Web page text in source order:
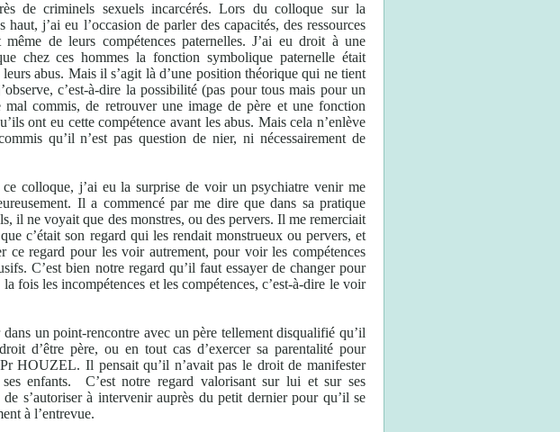
de criminels sexuels incarcérés. Lors du colloque sur la
haut, j’ai eu l’occasion de parler des capacités, des ressources
de leurs compétences paternelles. J’ai eu droit à une
chez ces hommes la fonction symbolique paternelle était
abus. Mais il s’agit là d’une position théorique qui ne tient
c’est-à-dire la possibilité (pas pour tous mais pour un
mal commis, de retrouver une image de père et une fonction
ont eu cette compétence avant les abus. Mais cela n’enlève
qu’il n’est pas question de nier, ni nécessairement de
colloque, j’ai eu la surprise de voir un psychiatre venir me
Il a commencé par me dire que dans sa pratique
il ne voyait que des monstres, ou des pervers. Il me remerciait
c’était son regard qui les rendait monstrueux ou pervers, et
ce regard pour les voir autrement, pour voir les compétences
C’est bien notre regard qu’il faut essayer de changer pour
fois les incompétences et les compétences, c’est-à-dire le voir
dans un point-rencontre avec un père tellement disqualifié qu’il
d’être père, ou en tout cas d’exercer sa parentalité pour
HOUZEL. Il pensait qu’il n’avait pas le droit de manifester
enfants.
C’est notre regard valorisant sur lui et sur ses
s’autoriser à intervenir auprès du petit dernier pour qu’il se
à l’entrevue.